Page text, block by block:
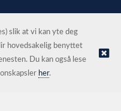
levert av Kréatif
slik at vi kan yte deg
hovedsakelig benyttet
Du kan også lese
her.